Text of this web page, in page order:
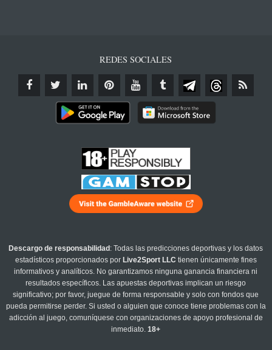
REDES SOCIALES
Descargo de responsabilidad : Todas las predicciones deportivas y los datos
estadísticos proporcionados por Live2Sport LLC tienen únicamente fines
informativos y analíticos. No garantizamos ninguna ganancia financiera ni
resultados específicos. Las apuestas deportivas implican un riesgo
significativo; por favor, juegue de forma responsable y solo con fondos que
pueda permitirse perder. Si usted o alguien que conoce tiene problemas con la
adicción al juego, comuníquese con organizaciones de apoyo profesional de
inmediato.18+